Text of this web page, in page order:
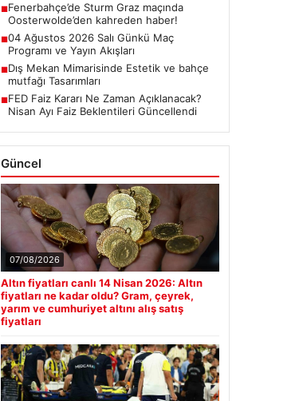
■Fenerbahçe’de Sturm Graz maçında
Oosterwolde’den kahreden haber!
■04 Ağustos 2026 Salı Günkü Maç
Programı ve Yayın Akışları
■Dış Mekan Mimarisinde Estetik ve bahçe
mutfağı Tasarımları
■FED Faiz Kararı Ne Zaman Açıklanacak?
Nisan Ayı Faiz Beklentileri Güncellendi
Güncel
07/08/2026
Altın fiyatları canlı 14 Nisan 2026: Altın
fiyatları ne kadar oldu? Gram, çeyrek,
yarım ve cumhuriyet altını alış satış
fiyatları